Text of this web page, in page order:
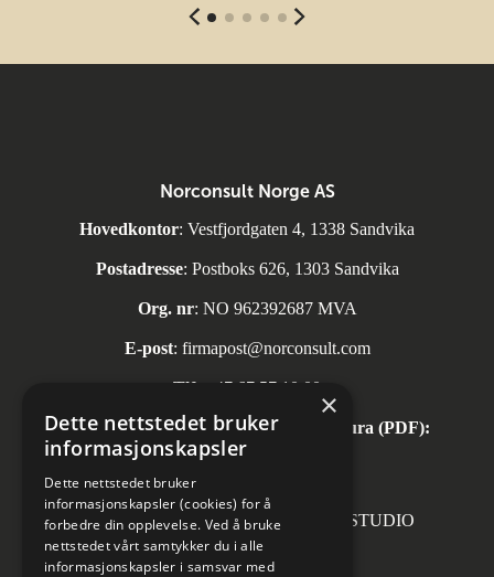
Norconsult Norge AS
Hovedkontor: Vestfjordgaten 4, 1338 Sandvika
Postadresse: Postboks 626, 1303 Sandvika
Org. nr: NO 962392687 MVA
E-post: firmapost@norconsult.com
Tlf: +47 67 57 10 00
Automatisk mottak av inngående faktura (PDF):
invoice.no@norconsult.com
Forsidefoto: RASMUS HJORTSHOJ STUDIO
×
Dette nettstedet bruker
informasjonskapsler
Dette nettstedet bruker
informasjonskapsler (cookies) for å
forbedre din opplevelse. Ved å bruke
nettstedet vårt samtykker du i alle
informasjonskapsler i samsvar med